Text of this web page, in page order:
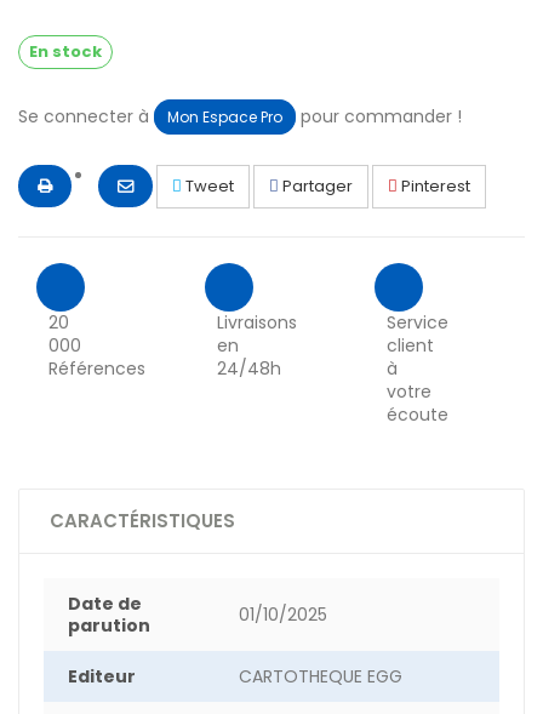
En stock
Se connecter à Mon Espace Pro pour commander !
Tweet Partager Pinterest
20
000
Références
Livraisons
en
24/48h
Service
client
à
votre
écoute
CARACTÉRISTIQUES
Date de
parution
01/10/2025
Editeur CARTOTHEQUE EGG